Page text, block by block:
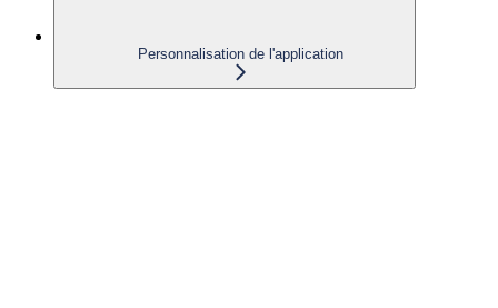
Personnalisation de l'application